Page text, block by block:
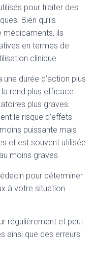
pour traiter des
Bien qu’ils
médicaments, ils
en termes de
clinique.
durée d’action plus
rend plus efficace
plus graves.
le risque d’effets
puissante mais
et est souvent utilisée
moins graves.
pour déterminer
à votre situation
régulièrement et peut
ainsi que des erreurs.